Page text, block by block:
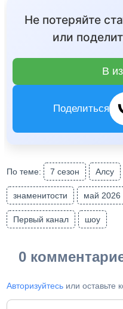
Не потеряйте
или
В
Поделиться
По теме: 7 сезон Алсу
знаменитости май 2026
Первый канал шоу
0
Авторизуйтесь или оставьте